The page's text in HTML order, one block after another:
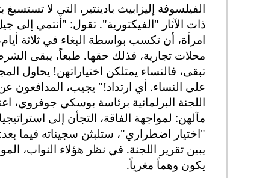
الفيلسوفة إليزابيث بادينتير، التي لا
ذات الآثار "الفيكتورية". تقول: "أنتمي
امرأة، أن تكسب بواسطة البغاء في ثلاثة
محلات تجارية، فذلك حقها. طبعاً، يبقى
تبقى، فالنساء يمتلكن اختياراتهن! يحاول
على النساء. أي ارتداد!" يجيب، المدافعون عن
اللجنة البرلمانية برئاسة بوسكي
مآلهن: لمواجهة الفاقة، التجأن إلى
"اختيار اضطراري"، ستلبثن سجيناته فيما
يبين تقرير اللجنة. في نظر هؤلاء النواب،
يكون وهماً مغرياً.